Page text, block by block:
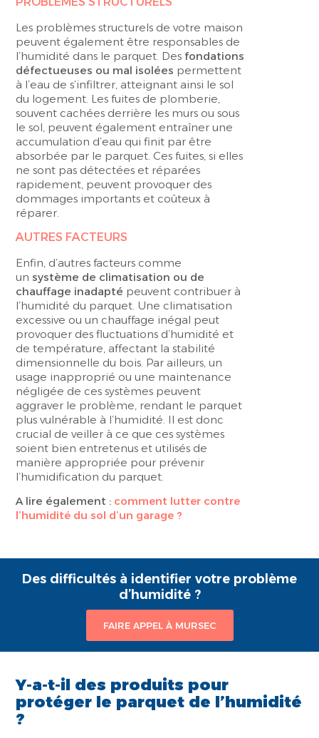
Les problèmes structurels de votre maison
peuvent également être responsables de
l’humidité dans le parquet. Des fondations
défectueuses ou mal isolées permettent
à l’eau de s’infiltrer, atteignant ainsi le sol
du logement. Les fuites de plomberie,
souvent cachées derrière les murs ou sous
le sol, peuvent également entraîner une
accumulation d’eau qui finit par être
absorbée par le parquet. Ces fuites, si elles
ne sont pas détectées et réparées
rapidement, peuvent provoquer des
dommages importants et coûteux à
réparer.
AUTRES FACTEURS
Enfin, d’autres facteurs comme
unsystème de climatisation ou de
chauffage inadapté peuvent contribuer à
l’humidité du parquet. Une climatisation
excessive ou un chauffage inégal peut
provoquer des fluctuations d’humidité et
de température, affectant la stabilité
dimensionnelle du bois. Par ailleurs, un
usage inapproprié ou une maintenance
négligée de ces systèmes peuvent
aggraver le problème, rendant le parquet
plus vulnérable à l’humidité. Il est donc
crucial de veiller à ce que ces systèmes
soient bien entretenus et utilisés de
manière appropriée pour prévenir
l’humidification du parquet.
A lire également : comment lutter contre
l’humidité du sol d’un garage ?
Des difficultés à identifier votre problème
d’humidité ?
FAIRE APPEL À MURSEC
Y-a-t-il des produits pour
protéger le parquet de l’humidité
?